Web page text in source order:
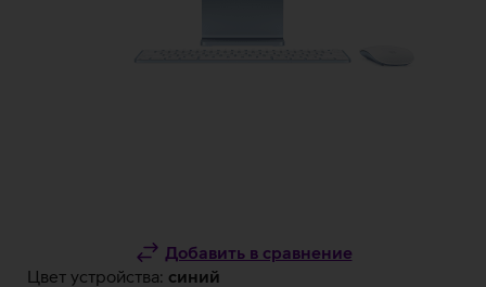
Добавить в сравнение
Цвет устройства: синий